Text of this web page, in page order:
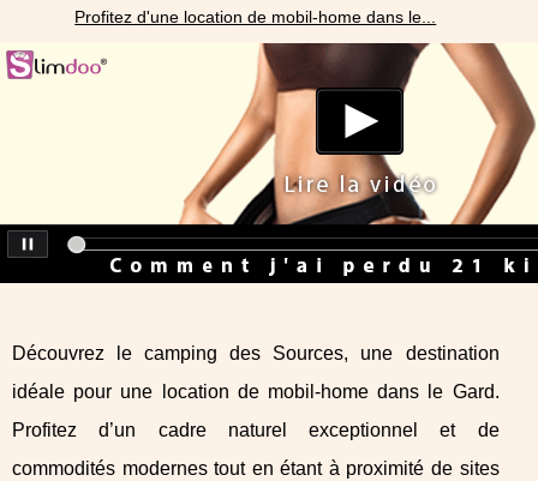
Profitez d'une location de mobil-home dans le...
Découvrez le camping des Sources, une destination
idéale pour une location de mobil-home dans le Gard.
Profitez d’un cadre naturel exceptionnel et de
commodités modernes tout en étant à proximité de sites